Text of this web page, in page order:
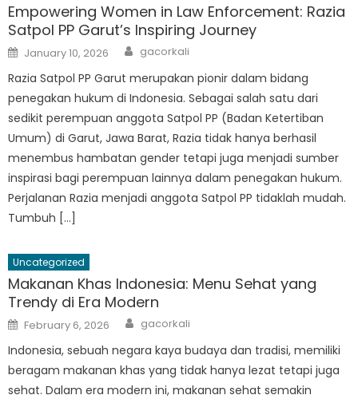
Empowering Women in Law Enforcement: Razia
Satpol PP Garut’s Inspiring Journey
Posted
on
January 10, 2026 Author
gacorkali
Razia Satpol PP Garut merupakan pionir dalam bidang
penegakan hukum di Indonesia. Sebagai salah satu dari
sedikit perempuan anggota Satpol PP (Badan Ketertiban
Umum) di Garut, Jawa Barat, Razia tidak hanya berhasil
menembus hambatan gender tetapi juga menjadi sumber
inspirasi bagi perempuan lainnya dalam penegakan hukum.
Perjalanan Razia menjadi anggota Satpol PP tidaklah mudah.
Tumbuh […]
Uncategorized
Makanan Khas Indonesia: Menu Sehat yang
Trendy di Era Modern
Posted
on
February 6, 2026 Author
gacorkali
Indonesia, sebuah negara kaya budaya dan tradisi, memiliki
beragam makanan khas yang tidak hanya lezat tetapi juga
sehat. Dalam era modern ini, makanan sehat semakin